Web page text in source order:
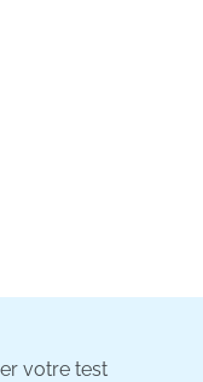
votre test